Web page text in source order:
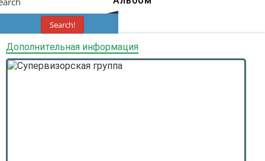
Search!
Дополнительная информация